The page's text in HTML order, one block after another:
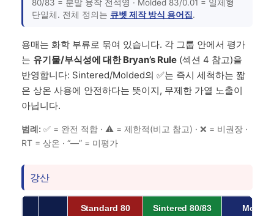
80/83 = 분말 융착 전석영 · Molded 83/0.01 = 일체형
단일체. 전체 정의는 큐벳 제작 방식 용어집 .
용매는 화학 부류로 묶여 있습니다. 각 그룹 안에서 평가
는 유기물/부식성에 대한 Bryan’s Rule (섹션 4 참고)을
반영합니다: Sintered/Molded의 ✅는 즉시 세척하는 짧
은 상온 사용에 안전하다는 뜻이지, 무제한 가열 노출이
아닙니다.
범례: ✅ = 완전 적합 · ⚠️ = 제한적(비고 참고) · ❌ = 비권장 ·
RT = 상온 · “—” = 미평가
강산
Standard 80 Sintered 80/83